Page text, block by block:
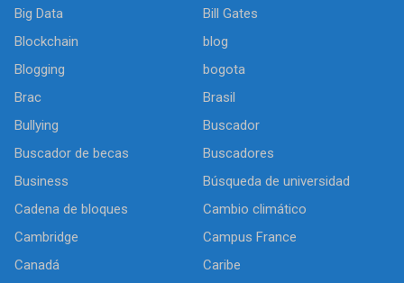
Big Data
Bill Gates
Blockchain
blog
Blogging
bogota
Brac
Brasil
Bullying
Buscador
Buscador de becas
Buscadores
Business
Búsqueda de universidad
Cadena de bloques
Cambio climático
Cambridge
Campus France
Canadá
Caribe